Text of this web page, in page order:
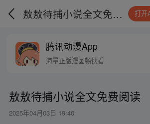
敖敖待捕小说全文免费阅读 打开
腾讯动漫App
海量正版漫画畅快看
敖敖待捕小说全文免费阅读
2025年04月03日 19:40